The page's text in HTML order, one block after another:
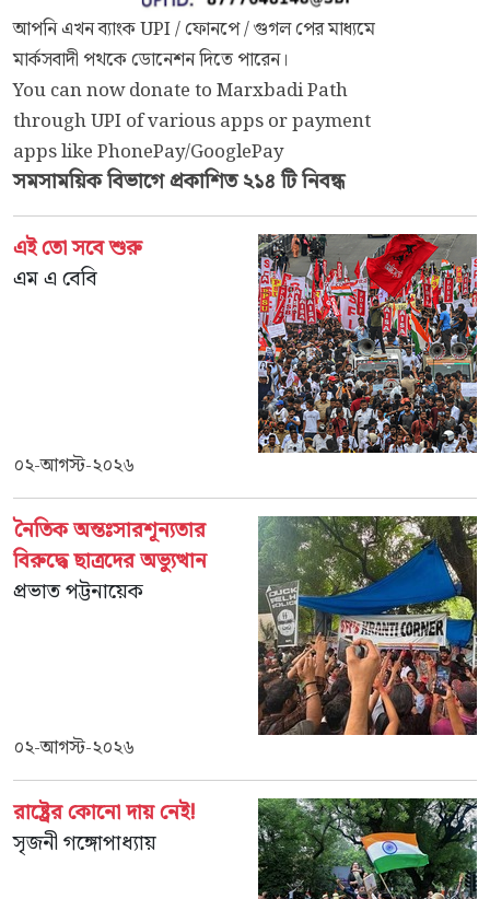
আপনি এখন ব্যাংক UPI / ফোনপে / গুগল পের মাধ্যমে
মার্কসবাদী পথকে ডোনেশন দিতে পারেন।
You can now donate to Marxbadi Path
through UPI of various apps or payment
apps like PhonePay/GooglePay
সমসাময়িকবিভাগে প্রকাশিত ২১৪ টি নিবন্ধ
এই তো সবে শুরু
এম এ বেবি
০২-আগস্ট-২০২৬
নৈতিক অন্তঃসারশূন্যতার
বিরুদ্ধে ছাত্রদের অভ্যুত্থান
প্রভাত পট্টনায়েক
০২-আগস্ট-২০২৬
রাষ্ট্রের কোনো দায় নেই!
সৃজনী গঙ্গোপাধ্যায়